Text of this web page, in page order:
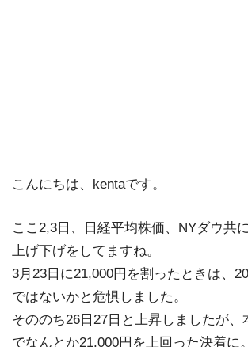
こんにちは、kentaです。
ここ2,3日、日経平均株価、NYダウ共
上げ下げをしてますね。
3月23日に21,000円を割ったときは、
ではないかと危惧しました。
そののち26日27日と上昇しましたが、
でなんとか21,000円を上回った決着に。